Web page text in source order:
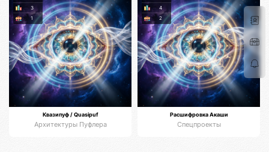
1
3
Квазипуф / Quasipuf
Архитектуры Пуфлера
2
4
Расшифровка Акаши
Спецпроекты